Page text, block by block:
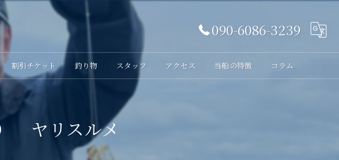
090-6086-3239
割引チケット 釣り物 スタッフ アクセス 当船の特徴 コラム
ヤリスルメ